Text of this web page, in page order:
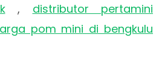
, distributor pertamini
pom mini di bengkulu